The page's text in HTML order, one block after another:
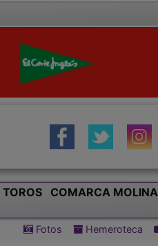
TOROS
COMARCA MOLINA
Fotos Hemeroteca